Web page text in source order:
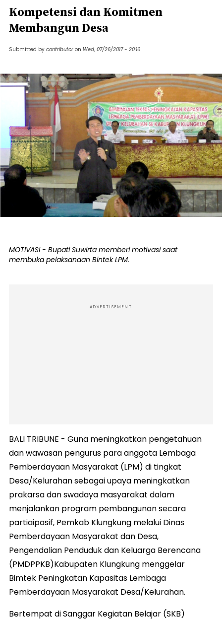
Kompetensi dan Komitmen
Membangun Desa
Submitted by contributor on Wed, 07/26/2017 - 20:16
MOTIVASI - Bupati Suwirta memberi motivasi saat
membuka pelaksanaan Bintek LPM.
ADVERTISEMENT
BALI TRIBUNE - Guna meningkatkan pengetahuan
dan wawasan pengurus para anggota Lembaga
Pemberdayaan Masyarakat (LPM) di tingkat
Desa/Kelurahan sebagai upaya meningkatkan
prakarsa dan swadaya masyarakat dalam
menjalankan program pembangunan secara
partiaipasif, Pemkab Klungkung melalui Dinas
Pemberdayaan Masyarakat dan Desa,
Pengendalian Penduduk dan Keluarga Berencana
(PMDPPKB)Kabupaten Klungkung menggelar
Bimtek Peningkatan Kapasitas Lembaga
Pemberdayaan Masyarakat Desa/Kelurahan.
Bertempat di Sanggar Kegiatan Belajar (SKB)